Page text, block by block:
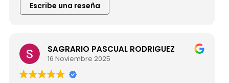
Escribe una reseña
SAGRARIO PASCUAL RODRIGUEZ
16 Noviembre 2025